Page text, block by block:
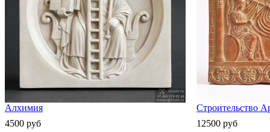
Алхимия
4500 руб
Строительство
12500 руб